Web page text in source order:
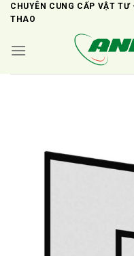
SkipCHUYÊN CUNG CẤP VẬT
THAO